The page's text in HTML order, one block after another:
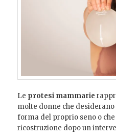
Le protesi mammarie
molte donne che
forma del proprio seno o
ricostruzione dopo un